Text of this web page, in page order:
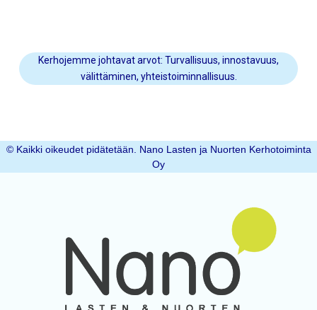
Kerhojemme johtavat arvot: Turvallisuus, innostavuus,
välittäminen, yhteistoiminnallisuus.
© Kaikki oikeudet pidätetään. Nano Lasten ja Nuorten Kerhotoiminta
Oy